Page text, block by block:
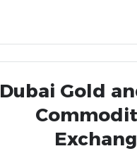
Dubai Gold